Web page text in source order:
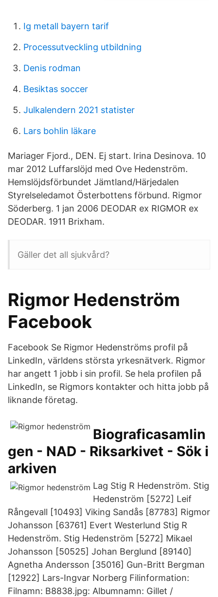
Ig metall bayern tarif
Processutveckling utbildning
Denis rodman
Besiktas soccer
Julkalendern 2021 statister
Lars bohlin läkare
Mariager Fjord., DEN. Ej start. Irina Desinova. 10
mar 2012 Luffarslöjd med Ove Hedenström.
Hemslöjdsförbundet Jämtland/Härjedalen
Styrelseledamot Österbottens förbund. Rigmor
Söderberg. 1 jan 2006 DEODAR ex RIGMOR ex
DEODAR. 1911 Brixham.
Gäller det all sjukvård?
Rigmor Hedenström
Facebook
Facebook Se Rigmor Hedenströms profil på
LinkedIn, världens största yrkesnätverk. Rigmor
har angett 1 jobb i sin profil. Se hela profilen på
LinkedIn, se Rigmors kontakter och hitta jobb på
liknande företag.
Biograficasamlin
gen - NAD - Riksarkivet - Sök i
arkiven
Lag Stig R Hedenström. Stig
Hedenström [5272] Leif
Rångevall [10493] Viking Sandås [87783] Rigmor
Johansson [63761] Evert Westerlund Stig R
Hedenström. Stig Hedenström [5272] Mikael
Johansson [50525] Johan Berglund [89140]
Agnetha Andersson [35016] Gun-Britt Bergman
[12922] Lars-Ingvar Norberg Filinformation:
Filnamn: B8838.jpg: Albumnamn: Gillet /